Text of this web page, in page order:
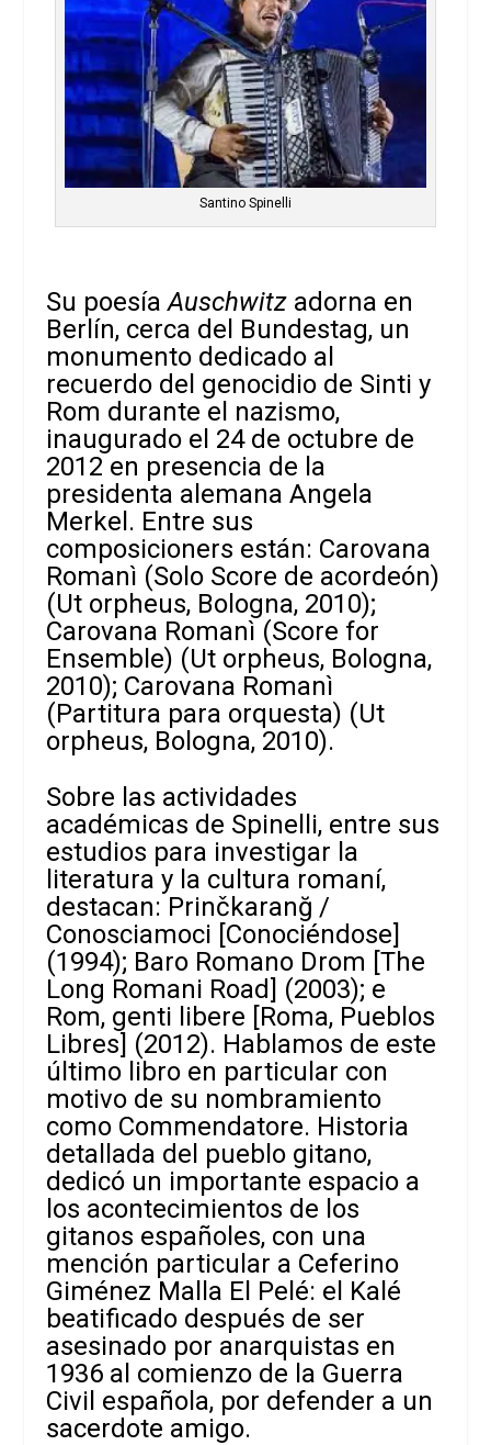
Santino Spinelli
Su poesía Auschwitz adorna en
Berlín, cerca del Bundestag, un
monumento dedicado al
recuerdo del genocidio de Sinti y
Rom durante el nazismo,
inaugurado el 24 de octubre de
2012 en presencia de la
presidenta alemana Angela
Merkel. Entre sus
composicioners están: Carovana
Romanì (Solo Score de acordeón)
(Ut orpheus, Bologna, 2010);
Carovana Romanì (Score for
Ensemble) (Ut orpheus, Bologna,
2010); Carovana Romanì
(Partitura para orquesta) (Ut
orpheus, Bologna, 2010).
Sobre las actividades
académicas de Spinelli, entre sus
estudios para investigar la
literatura y la cultura romaní,
destacan: Prinčkaranğ /
Conosciamoci [Conociéndose]
(1994); Baro Romano Drom [The
Long Romani Road] (2003); e
Rom, genti libere [Roma, Pueblos
Libres] (2012). Hablamos de este
último libro en particular con
motivo de su nombramiento
como Commendatore. Historia
detallada del pueblo gitano,
dedicó un importante espacio a
los acontecimientos de los
gitanos españoles, con una
mención particular a Ceferino
Giménez Malla El Pelé: el Kalé
beatificado después de ser
asesinado por anarquistas en
1936 al comienzo de la Guerra
Civil española, por defender a un
sacerdote amigo.